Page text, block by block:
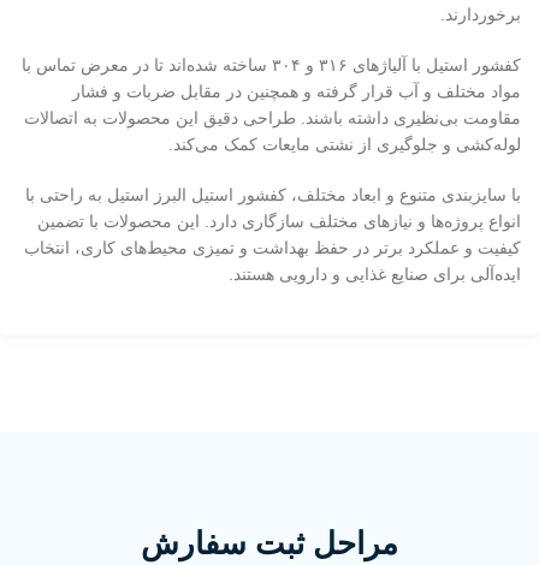
برخوردارند.
کفشور استیل با آلیاژهای ۳۱۶ و ۳۰۴ ساخته شده‌اند تا در معرض تماس با
مواد مختلف و آب قرار گرفته و همچنین در مقابل ضربات و فشار
مقاومت بی‌نظیری داشته باشند. طراحی دقیق این محصولات به اتصالات
لوله‌کشی و جلوگیری از نشتی مایعات کمک می‌کند.
با سایزبندی متنوع و ابعاد مختلف، کفشور استیل البرز استیل به راحتی با
انواع پروژه‌ها و نیازهای مختلف سازگاری دارد. این محصولات با تضمین
کیفیت و عملکرد برتر در حفظ بهداشت و تمیزی محیط‌های کاری، انتخاب
ایده‌آلی برای صنایع غذایی و دارویی هستند.
مراحل ثبت سفارش